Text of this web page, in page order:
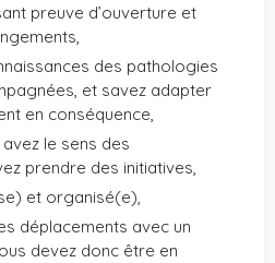
preuve d’ouverture et
des pathologies
et savez adapter
en conséquence,
le sens des
prendre des initiatives,
et organisé(e),
déplacements avec un
devez donc être en